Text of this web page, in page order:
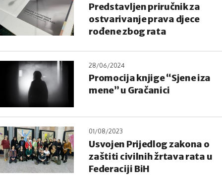
Predstavljen priručnik za
ostvarivanje prava djece
rođene zbog rata
28/06/2024
Promocija knjige “Sjene iza
mene” u Gračanici
01/08/2023
Usvojen Prijedlog zakona o
zaštiti civilnih žrtava rata u
Federaciji BiH